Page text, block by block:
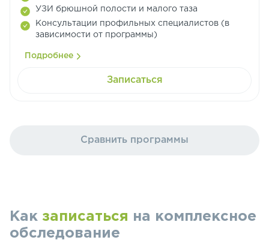
УЗИ брюшной полости и малого таза
Консультации профильных специалистов (в
зависимости от программы)
Подробнее
Записаться
Сравнить программы
Как записаться на комплексное
обследование